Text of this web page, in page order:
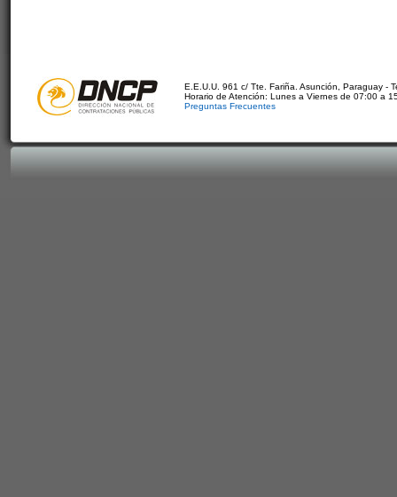
E.E.U.U. 961 c/ Tte. Fariña. Asunción, Paraguay -
Horario de Atención: Lunes a Viernes de 07:00 a
Preguntas Frecuentes